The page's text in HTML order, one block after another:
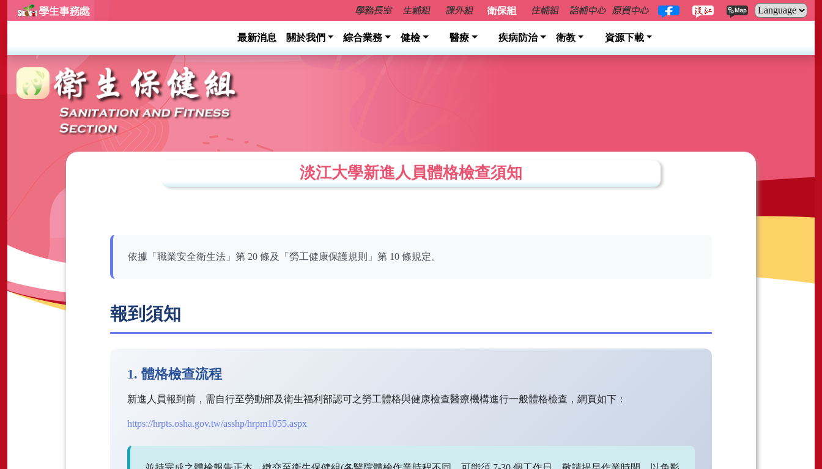
最新消息 關於我們 綜合業務 健檢 醫療 疾病防治 衛教 資源下載
淡江大學新進人員體格檢查須知
依據「職業安全衛生法」第 20 條及「勞工健康保護規則」第 10 條規定。
報到須知
1. 體格檢查流程
新進人員報到前，需自行至勞動部及衛生福利部認可之勞工體格與健康檢查醫療機構進行一般體格檢查，網頁如下：
https://hrpts.osha.gov.tw/asshp/hrpm1055.aspx